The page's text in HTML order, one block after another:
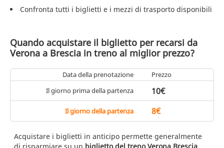
Confronta tutti i biglietti e i mezzi di trasporto disponibili
Quando acquistare il biglietto per recarsi da
Verona a Brescia in treno al miglior prezzo?
Data della prenotazione
Prezzo
Il giorno prima della partenza
10€
Il giorno della partenza 8€
Acquistare i biglietti in anticipo permette generalmente